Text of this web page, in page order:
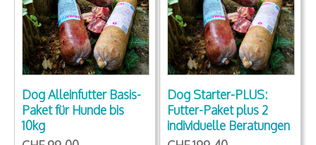
Dog Alleinfutter Basis-
Paket für Hunde bis
10kg
Dog Starter-PLUS:
Futter-Paket plus 2
individuelle Beratungen